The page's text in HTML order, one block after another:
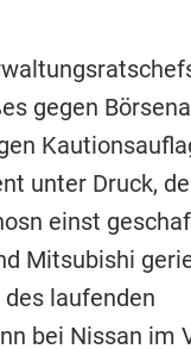
gegen
unter Druck,
einst
Mitsubishi
laufenden
bei Nissan im